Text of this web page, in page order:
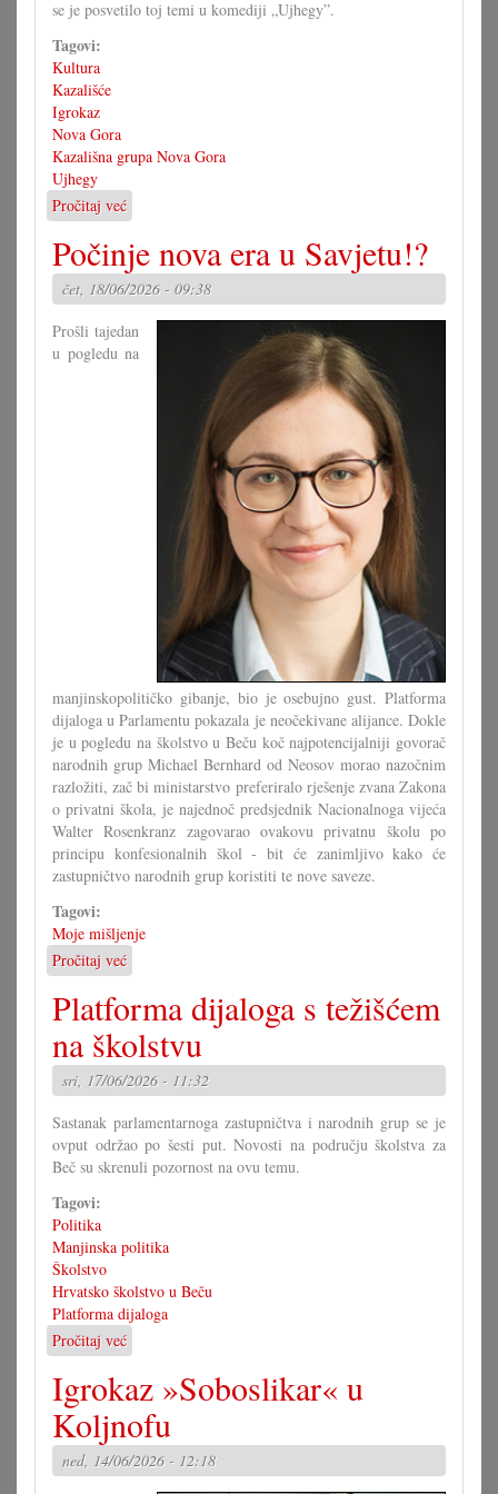
se je posvetilo toj temi u komediji „Ujhegy”.
Tagovi:
Kultura
Kazališće
Igrokaz
Nova Gora
Kazališna grupa Nova Gora
Ujhegy
Pročitaj već
Uj
kako
je
nastala
Nova
Gora
Počinje nova era u Savjetu!?
čet, 18/06/2026 - 09:38
Prošli tajedan
u pogledu na
manjinskopolitičko gibanje, bio je osebujno gust. Platforma
dijaloga u Parlamentu pokazala je neočekivane alijance. Dokle
je u pogledu na školstvo u Beču koč najpotencijalniji govorač
narodnih grup Michael Bernhard od Neosov morao nazočnim
razložiti, zač bi ministarstvo preferiralo rješenje zvana Zakona
o privatni škola, je najednoč predsjednik Nacionalnoga vijeća
Walter Rosenkranz zagovarao ovakovu privatnu školu po
principu konfesionalnih škol - bit će zanimljivo kako će
zastupničtvo narodnih grup koristiti te nove saveze.
Tagovi:
Moje mišljenje
Pročitaj već
Počinje
nova
era
u
Savjetu!?
Platforma dijaloga s težišćem
na školstvu
sri, 17/06/2026 - 11:32
Sastanak parlamentarnoga zastupničtva i narodnih grup se je
ovput održao po šesti put. Novosti na području školstva za
Beč su skrenuli pozornost na ovu temu.
Tagovi:
Politika
Manjinska politika
Školstvo
Hrvatsko školstvo u Beču
Platforma dijaloga
Pročitaj već
Platforma
dijaloga
s
težišćem
na
školstvu
Igrokaz »Soboslikar« u
Koljnofu
ned, 14/06/2026 - 12:18